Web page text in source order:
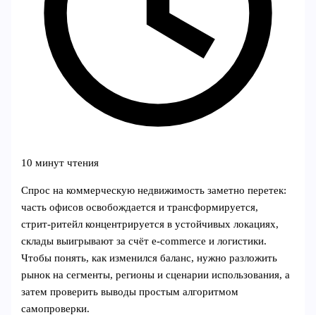
10 минут чтения
Спрос на коммерческую недвижимость заметно перетек:
часть офисов освобождается и трансформируется,
стрит‑ритейл концентрируется в устойчивых локациях,
склады выигрывают за счёт e‑commerce и логистики.
Чтобы понять, как изменился баланс, нужно разложить
рынок на сегменты, регионы и сценарии использования, а
затем проверить выводы простым алгоритмом
самопроверки.